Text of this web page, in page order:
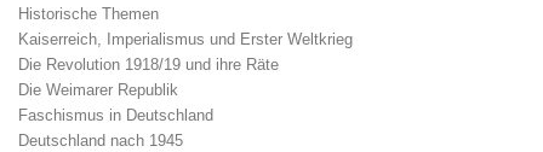
Historische Themen
Kaiserreich, Imperialismus und Erster Weltkrieg
Die Revolution 1918/19 und ihre Räte
Die Weimarer Republik
Faschismus in Deutschland
Deutschland nach 1945